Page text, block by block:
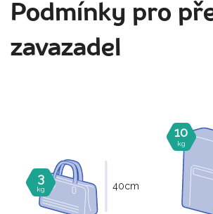
Podmínky pro
zavazadel
3
kg 40cm
10
kg